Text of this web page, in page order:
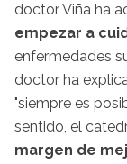
doctor Viña ha
empezar a
enfermedades
doctor ha
"siempre es
sentido, el
margen de